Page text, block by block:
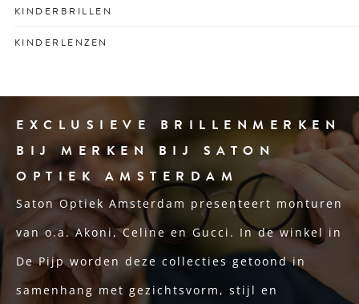
lenzen of glazen.
KINDERBRILLEN
KINDERLENZEN
EXCLUSIEVE BRILLENMERKEN
BIJ MERKEN BIJ SATON
OPTIEK AMSTERDAM
Saton Optiek Amsterdam presenteert monturen
van o.a. Akoni, Celine en Gucci. In de winkel in
De Pijp worden deze collecties getoond in
samenhang met gezichtsvorm, stijl en